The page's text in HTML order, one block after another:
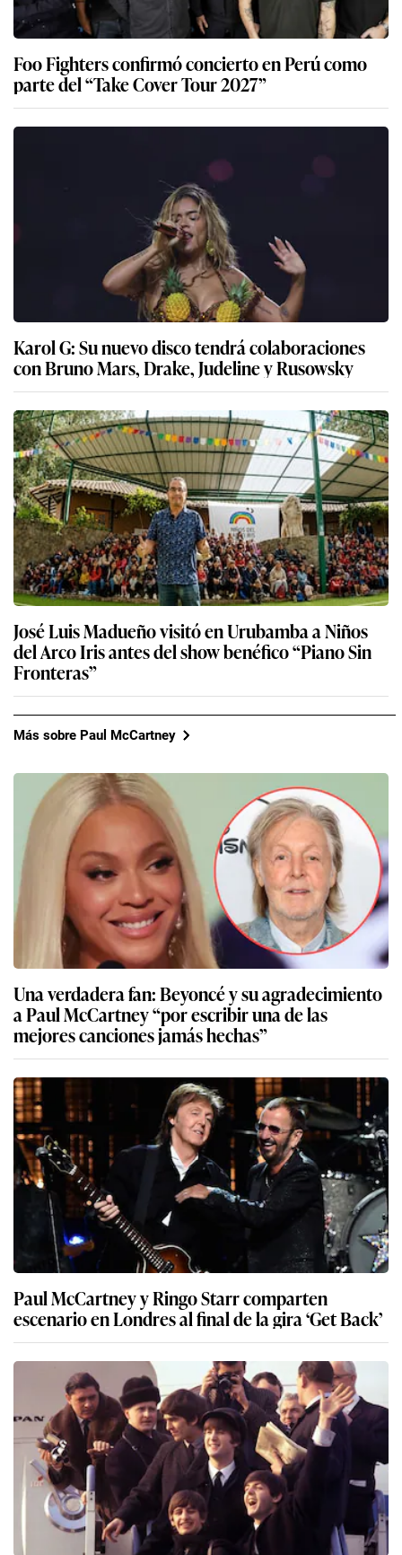
Foo Fighters confirmó concierto en Perú como
parte del “Take Cover Tour 2027”
Karol G: Su nuevo disco tendrá colaboraciones
con Bruno Mars, Drake, Judeline y Rusowsky
José Luis Madueño visitó en Urubamba a Niños
del Arco Iris antes del show benéfico “Piano Sin
Fronteras”
Más sobre Paul McCartney
Una verdadera fan: Beyoncé y su agradecimiento
a Paul McCartney “por escribir una de las
mejores canciones jamás hechas”
Paul McCartney y Ringo Starr comparten
escenario en Londres al final de la gira ‘Get Back’